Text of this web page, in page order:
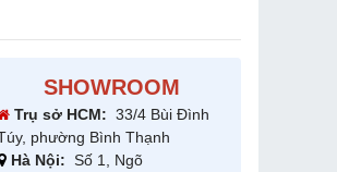
SHOWROOM
Trụ sở HCM: 33/4 Bùi Đình
phường Bình Thạnh
Hà Nội: Số 1, Ngõ